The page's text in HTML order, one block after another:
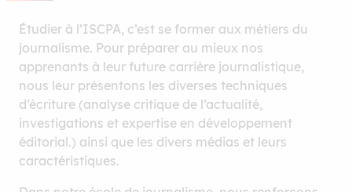
Étudier à l’ISCPA, c’est se former aux métiers du
journalisme. Pour préparer au mieux nos
apprenants à leur future carrière journalistique,
nous leur présentons les diverses techniques
d’écriture (analyse critique de l’actualité,
investigations et expertise en développement
éditorial.) ainsi que les divers médias et leurs
caractéristiques.